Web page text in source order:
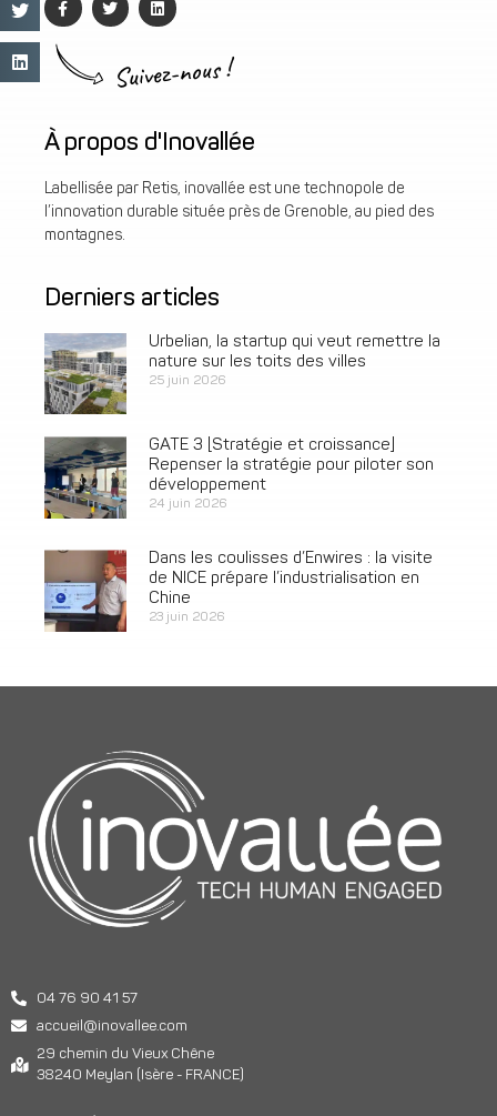
Suivez-nous !
À propos d'Inovallée
Labellisée par Retis, inovallée est une technopole de
l’innovation durable située près de Grenoble, au pied des
montagnes.
Derniers articles
Urbelian, la startup qui veut remettre la
nature sur les toits des villes
25 juin 2026
GATE 3 [Stratégie et croissance]
Repenser la stratégie pour piloter son
développement
24 juin 2026
Dans les coulisses d’Enwires : la visite
de NICE prépare l’industrialisation en
Chine
23 juin 2026
04 76 90 41 57
accueil@inovallee.com
29 chemin du Vieux Chêne
38240 Meylan (Isère - FRANCE)